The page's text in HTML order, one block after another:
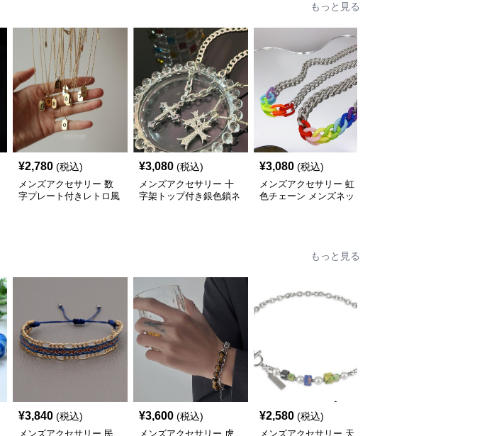
もっと見る
¥2,780 (税込)
メンズアクセサリー 数
字プレート付きレトロ風
¥3,080 (税込)
メンズアクセサリー 十
字架トップ付き銀色鎖ネ
¥3,080 (税込)
メンズアクセサリー 虹
色チェーン メンズネッ
もっと見る
¥3,840 (税込)
メンズアクセサリー 民
¥3,600 (税込)
メンズアクセサリー 虎
¥2,580 (税込)
メンズアクセサリー 天